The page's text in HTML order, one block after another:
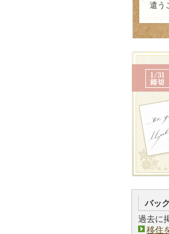
遣う
バッ
過去に
移住